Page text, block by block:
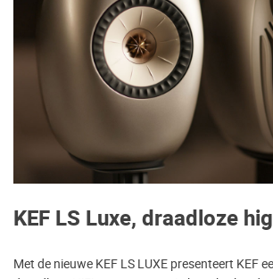
KEF LS Luxe, draadloze
Met de nieuwe KEF LS LUXE presenteert KEF